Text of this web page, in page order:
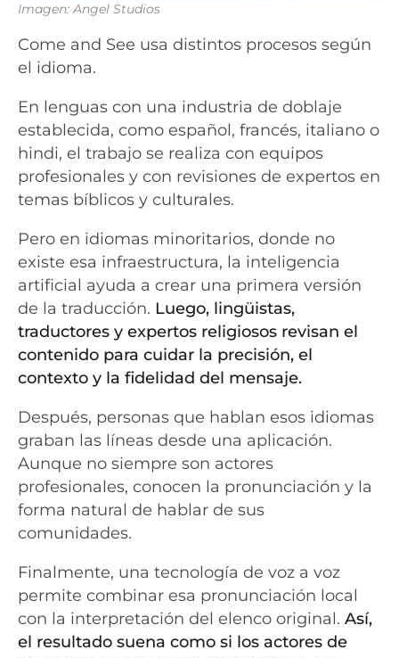
Imagen: Angel Studios
Come and See usa distintos procesos según
el idioma.
En lenguas con una industria de doblaje
establecida, como español, francés, italiano o
hindi, el trabajo se realiza con equipos
profesionales y con revisiones de expertos en
temas bíblicos y culturales.
Pero en idiomas minoritarios, donde no
existe esa infraestructura, la inteligencia
artificial ayuda a crear una primera versión
de la traducción. Luego, lingüistas,
traductores y expertos religiosos revisan el
contenido para cuidar la precisión, el
contexto y la fidelidad del mensaje.
Después, personas que hablan esos idiomas
graban las líneas desde una aplicación.
Aunque no siempre son actores
profesionales, conocen la pronunciación y la
forma natural de hablar de sus
comunidades.
Finalmente, una tecnología de voz a voz
permite combinar esa pronunciación local
con la interpretación del elenco original. Así,
el resultado suena como si los actores de